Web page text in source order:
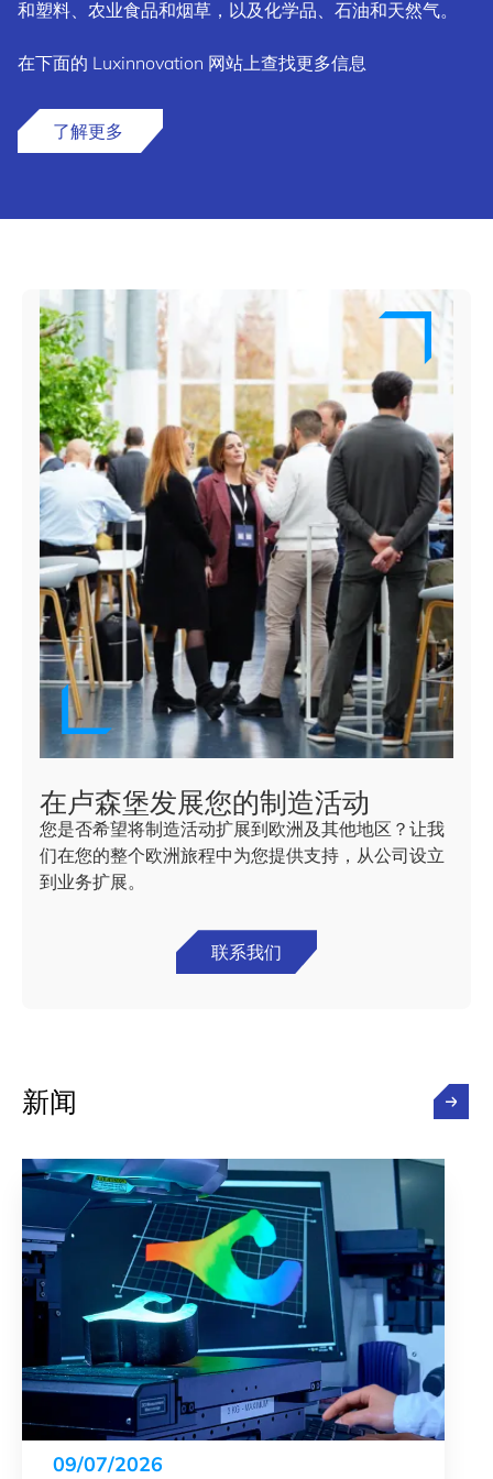
和塑料、农业食品和烟草，以及化学品、石油和天然气。
在下面的 Luxinnovation 网站上查找更多信息
了解更多
在卢森堡发展您的制造活动
您是否希望将制造活动扩展到欧洲及其他地区？让我
们在您的整个欧洲旅程中为您提供支持，从公司设立
到业务扩展。
联系我们
新闻
09/07/2026